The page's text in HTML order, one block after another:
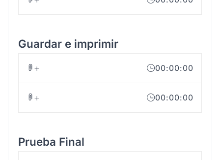
Guardar e imprimir
00:00:00
00:00:00
Prueba Final